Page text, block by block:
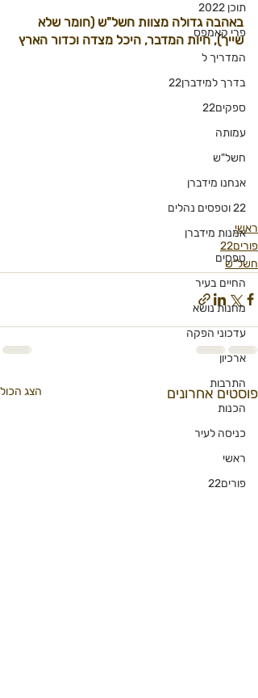
תוכן 2022
פרי קאמפס
המדריך ל
בדרך למידברן22
ספקים22
עמותה
חשל"ש
אנחנו מידברן
22 וטפסים נהלים
אמנות מידברן
טפסים
החיים בעיר
מחנות נושא
עדכוני הפקה
ארכיון
התרבות
הכנות
כניסה לעיר
ראשי
פורים22
באהבה גדולה מצוות חשל"ש (חומר שלא
שייך), חיות המדבר, היכל מצדה וכדור הארץ
ראשי
פורים22
חשל"ש
פוסטים אחרונים הצג הכול